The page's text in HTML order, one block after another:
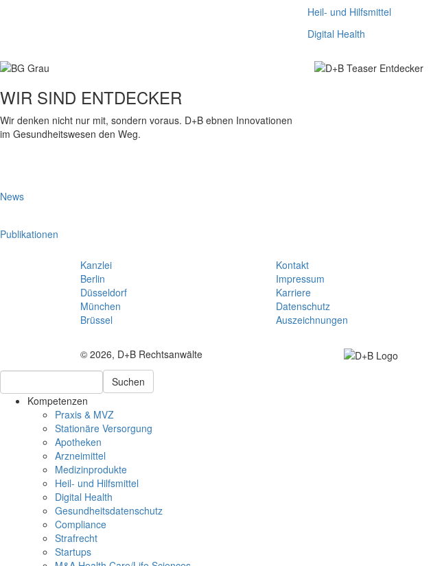
Heil- und Hilfsmittel
Digital Health
WIR SIND ENTDECKER
Wir denken nicht nur mit, sondern voraus. D+B ebnen Innovationen
im Gesundheitswesen den Weg.
News
Publikationen
Kanzlei
Berlin
Düsseldorf
München
Brüssel
Kontakt
Impressum
Karriere
Datenschutz
Auszeichnungen
© 2026, D+B Rechtsanwälte
Suchen
Kompetenzen
Praxis & MVZ
Stationäre Versorgung
Apotheken
Arzneimittel
Medizinprodukte
Heil- und Hilfsmittel
Digital Health
Gesundheitsdatenschutz
Compliance
Strafrecht
Startups